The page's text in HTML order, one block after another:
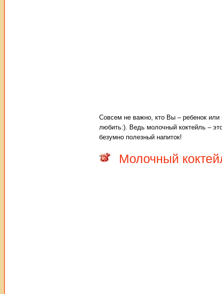
Совсем не важно, кто Вы – ребенок или
любить:). Ведь молочный коктейль –
безумно полезный напиток!
Молочный